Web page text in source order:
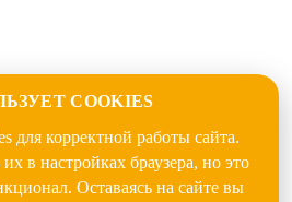
COOKIES
для корректной работы сайта.
в настройках браузера, но это
Оставаясь на сайте вы